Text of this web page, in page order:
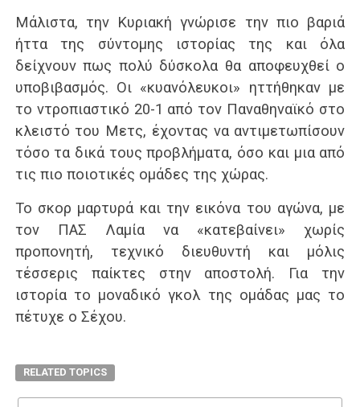
Μάλιστα, την Κυριακή γνώρισε την πιο βαριά
ήττα της σύντομης ιστορίας της και όλα
δείχνουν πως πολύ δύσκολα θα αποφευχθεί ο
υποβιβασμός. Οι «κυανόλευκοι» ηττήθηκαν με
το ντροπιαστικό 20-1 από τον Παναθηναϊκό στο
κλειστό του Μετς, έχοντας να αντιμετωπίσουν
τόσο τα δικά τους προβλήματα, όσο και μια από
τις πιο ποιοτικές ομάδες της χώρας.
Το σκορ μαρτυρά και την εικόνα του αγώνα, με
τον ΠΑΣ Λαμία να «κατεβαίνει» χωρίς
προπονητή, τεχνικό διευθυντή και μόλις
τέσσερις παίκτες στην αποστολή. Για την
ιστορία το μοναδικό γκολ της ομάδας μας το
πέτυχε ο Σέχου.
RELATED TOPICS